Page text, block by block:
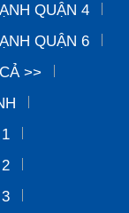
QUẬN 4
QUẬN 6
>>